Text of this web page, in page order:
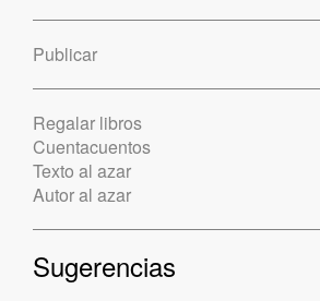
Publicar
Regalar libros
Cuentacuentos
Texto al azar
Autor al azar
Sugerencias